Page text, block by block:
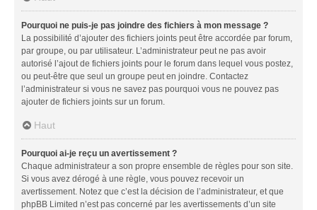
Pourquoi ne puis-je pas joindre des fichiers à mon message ?
La possibilité d’ajouter des fichiers joints peut être accordée par forum,
par groupe, ou par utilisateur. L’administrateur peut ne pas avoir
autorisé l’ajout de fichiers joints pour le forum dans lequel vous postez,
ou peut-être que seul un groupe peut en joindre. Contactez
l’administrateur si vous ne savez pas pourquoi vous ne pouvez pas
ajouter de fichiers joints sur un forum.
Haut
Pourquoi ai-je reçu un avertissement ?
Chaque administrateur a son propre ensemble de règles pour son site.
Si vous avez dérogé à une règle, vous pouvez recevoir un
avertissement. Notez que c’est la décision de l’administrateur, et que
phpBB Limited n’est pas concerné par les avertissements d’un site